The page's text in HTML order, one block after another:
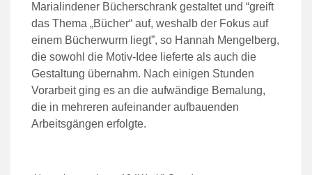
Marialindener Bücherschrank gestaltet und “greift
das Thema „Bücher“ auf, weshalb der Fokus auf
einem Bücherwurm liegt”, so Hannah Mengelberg,
die sowohl die Motiv-Idee lieferte als auch die
Gestaltung übernahm. Nach einigen Stunden
Vorarbeit ging es an die aufwändige Bemalung,
die in mehreren aufeinander aufbauenden
Arbeitsgängen erfolgte.